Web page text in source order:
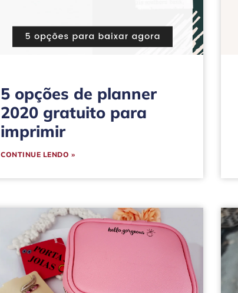
5 opções de planner
2020 gratuito para
imprimir
CONTINUE LENDO »